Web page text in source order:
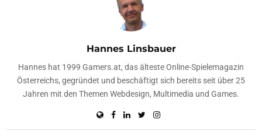
Hannes Linsbauer
Hannes hat 1999 Gamers.at, das älteste Online-Spielemagazin
Österreichs, gegründet und beschäftigt sich bereits seit über 25
Jahren mit den Themen Webdesign, Multimedia und Games.